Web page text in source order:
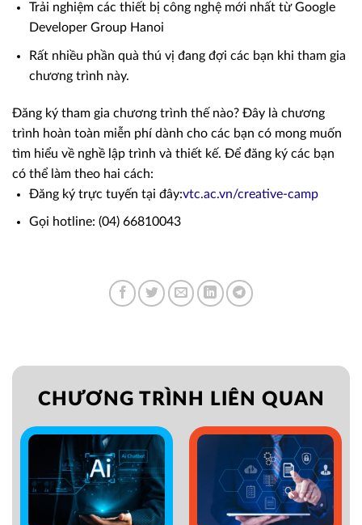
Trải nghiệm các thiết bị công nghệ mới nhất từ Google
Developer Group Hanoi
Rất nhiều phần quà thú vị đang đợi các bạn khi tham gia
chương trình này.
Đăng ký tham gia chương trình thế nào? Đây là chương
trình hoàn toàn miễn phí dành cho các bạn có mong muốn
tìm hiểu về nghề lập trình và thiết kế. Để đăng ký các bạn
có thể làm theo hai cách:
Đăng ký trực tuyến tại đây:vtc.ac.vn/creative-camp
Gọi hotline: (04) 66810043
CHƯƠNG TRÌNH LIÊN QUAN